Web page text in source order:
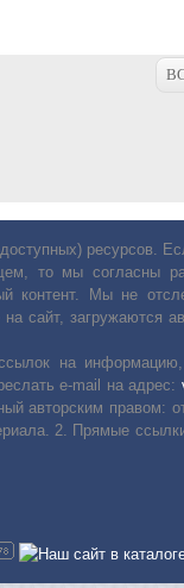
ресурсов.
то мы согласны
контент. Мы не
сайт, загружаются
на
е-mail на адрес:
авторским правом:
2. Прямые